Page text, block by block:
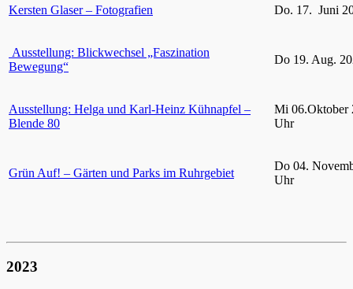
Kersten Glaser – Fotografien Do. 17. Juni
Ausstellung: Blickwechsel „Faszination
Bewegung“
Do 19. Aug.
Ausstellung: Helga und Karl-Heinz Kühnapfel –
Blende 80
Mi 06.Oktober
Uhr
Grün Auf! – Gärten und Parks im Ruhrgebiet
Do 04.
Uhr
2023